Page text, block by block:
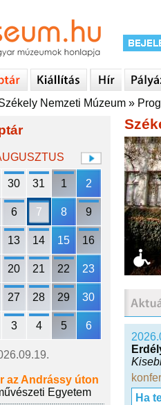
Nemzeti Múzeum »
30 31 1 2
6 7 8 9
13 14 15 16
20 21 22 23
27 28 29 30
3 4 5 6
az Andrássy úton
Egyetem
Ha